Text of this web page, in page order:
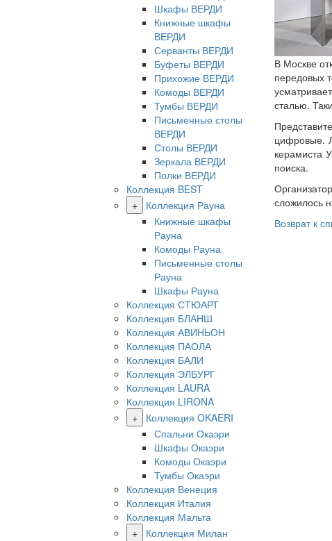
Шкафы ВЕРДИ
Книжные шкафы
ВЕРДИ
Серванты ВЕРДИ
Буфеты ВЕРДИ
Прихожие ВЕРДИ
Комоды ВЕРДИ
Тумбы ВЕРДИ
Письменные столы
ВЕРДИ
Столы ВЕРДИ
Зеркала ВЕРДИ
Полки ВЕРДИ
Коллекция BEST
+
Коллекция Рауна
Книжные шкафы
Рауна
Комоды Рауна
Письменные столы
Рауна
Шкафы Рауна
Коллекция СТЮАРТ
Коллекция БЛАНШ
Коллекция АВИНЬОН
Коллекция ПАОЛА
Коллекция БАЛИ
Коллекция ЭЛБУРГ
Коллекция LAURA
Коллекция LIRONA
+
Коллекция OKAERI
Спальни Окаэри
Шкафы Окаэри
Комоды Окаэри
Тумбы Окаэри
Коллекция Венеция
Коллекция Италия
Коллекция Мальта
+
Коллекция Милан
В Москве
передовых
сталью.
цифровые.
керамиста
поиска.
сложилось
Возврат к